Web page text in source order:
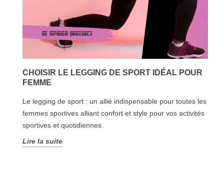
CHOISIR LE LEGGING DE SPORT IDÉAL POUR
FEMME
Le legging de sport : un allié indispensable pour toutes les
femmes sportives alliant confort et style pour vos activités
sportives et quotidiennes.
Lire la suite